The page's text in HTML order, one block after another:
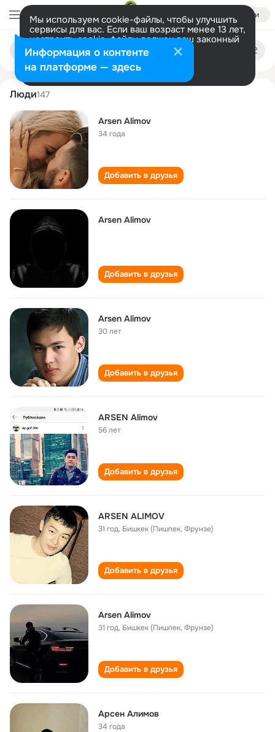
Войти
Мы используем cookie-файлы, чтобы улучшить
сервисы для вас. Если ваш возраст менее 13 лет,
настроить cookie-файлы должен ваш законный
представитель. Больше информации
Разрешить все Настроить
Поиск
людям
arsen alimov
Люди147
Arsen Alimov
34 года
Добавить в друзья
Arsen Alimov
Добавить в друзья
Arsen Alimov
30 лет
Добавить в друзья
ARSEN Alimov
56 лет
Добавить в друзья
ARSEN ALIMOV
31 год, Бишкек (Пишпек, Фрунзе)
Добавить в друзья
Arsen Alimov
31 год, Бишкек (Пишпек, Фрунзе)
Добавить в друзья
Арсен Алимов
34 года
Информация о контенте
на платформе — здесь